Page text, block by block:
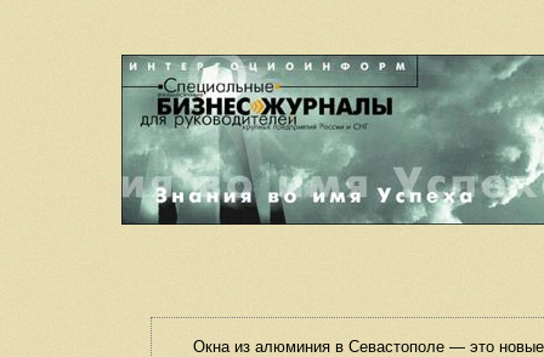
Окна из алюминия в Севастополе — это